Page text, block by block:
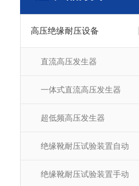
高压绝缘耐压设备
直流高压发生器
一体式直流高压发生器
超低频高压发生器
绝缘靴耐压试验装置自动
绝缘靴耐压试验装置手动